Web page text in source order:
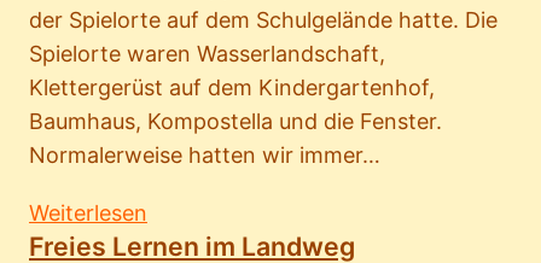
der Spielorte auf dem Schulgelände hatte. Die
Spielorte waren Wasserlandschaft,
Klettergerüst auf dem Kindergartenhof,
Baumhaus, Kompostella und die Fenster.
Normalerweise hatten wir immer…
Weiterlesen
Freies Lernen im Landweg